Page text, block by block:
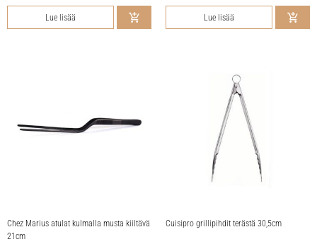
Lue lisää Lue lisää
Chez Marius atulat kulmalla musta kiiltävä
21cm
Cuisipro grillipihdit terästä 30,5cm